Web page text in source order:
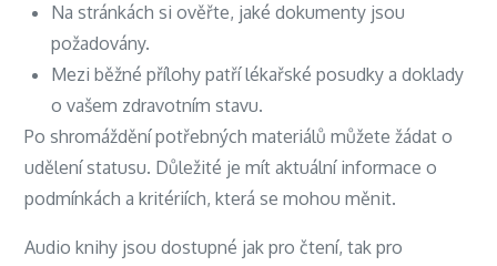
Na stránkách si ověřte, jaké dokumenty jsou
požadovány.
Mezi běžné přílohy patří lékařské posudky a doklady
o vašem zdravotním stavu.
Po shromáždění potřebných materiálů můžete žádat o
udělení statusu. Důležité je mít aktuální informace o
podmínkách a kritériích, která se mohou měnit.
Audio knihy jsou dostupné jak pro čtení, tak pro